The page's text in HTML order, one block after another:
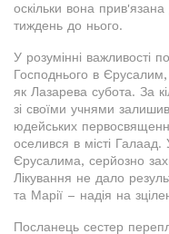
оскільки вона
тиждень до нього.
У розумінні важливості
Господнього в
як Лазарева субота. За
зі своїми учнями
юдейських
оселився в місті Галаад.
Єрусалима, серйозно
Лікування не дало
та Марії – надія на
Посланець сестер